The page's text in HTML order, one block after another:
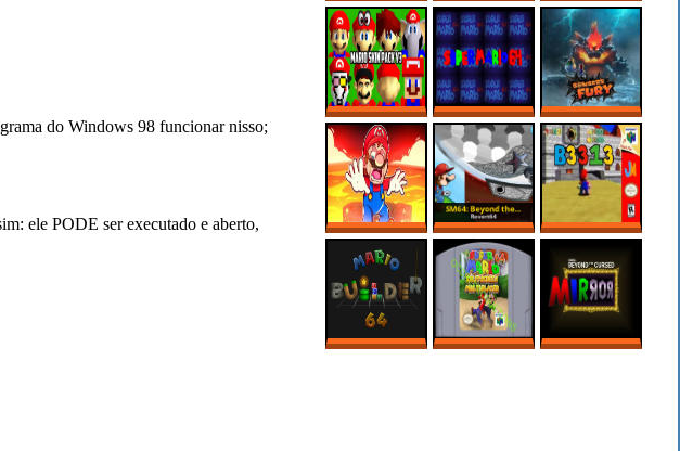
IS HERE?!
IN REGULAR 64
ROBLOX
64 ROM HACK –
MARIO MAKER
SUPER MARIO 64
PC PORT – MODS
– MARIO SKIN
PACK
SUPER MARIO
64’S SCARIEST
ROM HACK
BOWSER FURY
ONLINE NO PC
MARIO MAKER,
MAS SÓ VALEM
FASES NA LAVA!
SM64: BEYOND
THE CURSED
MIRROR 1.3
B3313 (V0.7)
MARIO BUILDER
SUPER MARIO 64
SM64: BEYOND
do Windows 98 funcionar nisso;
ele PODE ser executado e aberto,